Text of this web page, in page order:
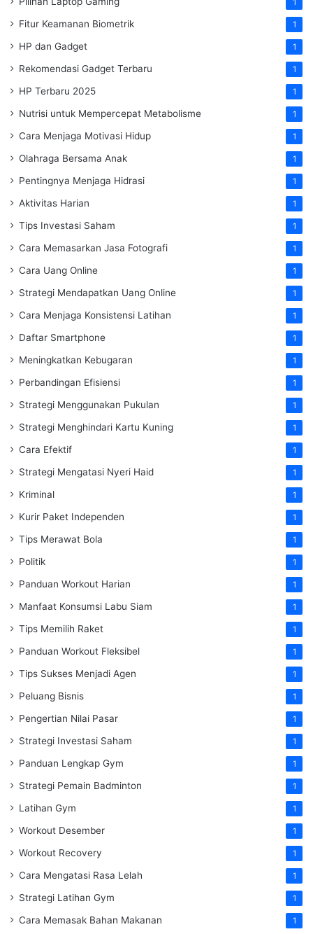
1
Fitur Keamanan Biometrik 1
HP dan Gadget 1
Rekomendasi Gadget Terbaru 1
HP Terbaru 2025 1
Nutrisi untuk Mempercepat Metabolisme 1
Cara Menjaga Motivasi Hidup 1
Olahraga Bersama Anak 1
Pentingnya Menjaga Hidrasi 1
Aktivitas Harian 1
Tips Investasi Saham 1
Cara Memasarkan Jasa Fotografi 1
Cara Uang Online 1
Strategi Mendapatkan Uang Online 1
Cara Menjaga Konsistensi Latihan 1
Daftar Smartphone 1
Meningkatkan Kebugaran 1
Perbandingan Efisiensi 1
Strategi Menggunakan Pukulan 1
Strategi Menghindari Kartu Kuning 1
Cara Efektif 1
Strategi Mengatasi Nyeri Haid 1
Kriminal 1
Kurir Paket Independen 1
Tips Merawat Bola 1
Politik 1
Panduan Workout Harian 1
Manfaat Konsumsi Labu Siam 1
Tips Memilih Raket 1
Panduan Workout Fleksibel 1
Tips Sukses Menjadi Agen 1
Peluang Bisnis 1
Pengertian Nilai Pasar 1
Strategi Investasi Saham 1
Panduan Lengkap Gym 1
Strategi Pemain Badminton 1
Latihan Gym 1
Workout Desember 1
Workout Recovery 1
Cara Mengatasi Rasa Lelah 1
Strategi Latihan Gym 1
Cara Memasak Bahan Makanan 1